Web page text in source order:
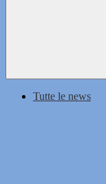
Tutte le news